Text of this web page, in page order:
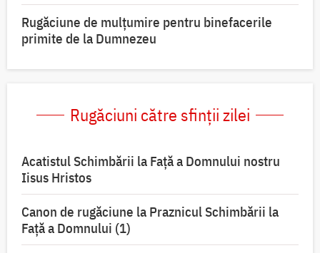
Rugăciune de mulțumire pentru binefacerile
primite de la Dumnezeu
Rugăciuni către sfinții zilei
Acatistul Schimbării la Faţă a Domnului nostru
Iisus Hristos
Canon de rugăciune la Praznicul Schimbării la
Faţă a Domnului (1)